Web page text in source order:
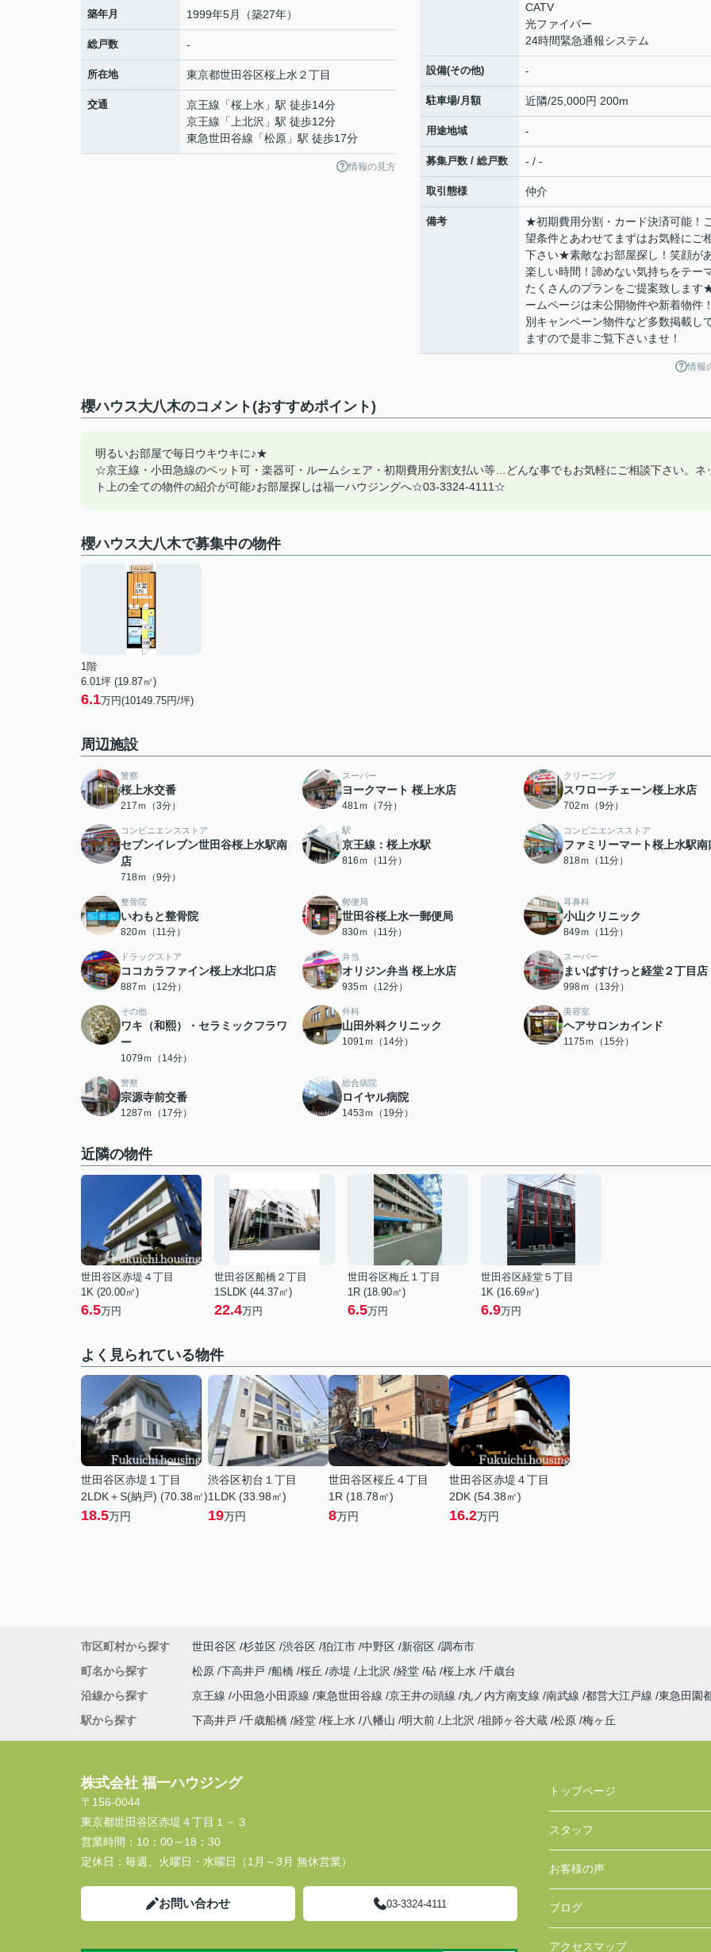
築年月 1999年5月（築27年）
総戸数 -
所在地 東京都世田谷区桜上水 ２丁目
交通 京王線 「桜上水 」駅 徒歩14分
京王線 「 上北沢 」駅 徒歩12分
東急世田谷線 「松原 」駅 徒歩17分
情報の見方
CATV
光ファイバー
24時間緊急通報システム
設備(その他) -
駐車場/月額 近隣/25,000円 200m
用途地域 -
募集戸数 / 総戸数 - / -
取引態様 仲介
備考
★初期費用分割・カード決済可能！
望条件とあわせてまずはお気軽にご
下さい★素敵なお部屋探し！笑顔が
楽しい時間！諦めない気持ちをテー
たくさんのプランをご提案致します
ームページは未公開物件や新着物件
別キャンペーン物件など多数掲載し
ますので是非ご覧下さいませ！
情報
櫻ハウス大八木のコメント(おすすめポイント)
明るいお部屋で毎日ウキウキに♪★
☆京王線・小田急線のペット可・楽器可・ルームシェア・初期費用分割支払い等…どんな事でもお気軽にご相談下さい。ネ
ト上の全ての物件の紹介が可能♪お部屋探しは福一ハウジングへ☆03-3324-4111☆
櫻ハウス大八木で募集中の物件
1階
6.01坪 (19.87㎡)
6.1万円(10149.75円/坪)
周辺施設
警察
桜上水交番
217ｍ（3分）
スーパー
ヨークマート 桜上水店
481ｍ（7分）
クリーニング
スワローチェーン桜上水店
702ｍ（9分）
コンビニエンスストア
セブンイレブン世田谷桜上水駅南
店
718ｍ（9分）
駅
京王線：桜上水駅
816ｍ（11分）
コンビニエンスストア
ファミリーマート桜上水駅南
818ｍ（11分）
整骨院
いわもと整骨院
820ｍ（11分）
郵便局
世田谷桜上水一郵便局
830ｍ（11分）
耳鼻科
小山クリニック
849ｍ（11分）
ドラッグストア
ココカラファイン桜上水北口店
887ｍ（12分）
弁当
オリジン弁当 桜上水店
935ｍ（12分）
スーパー
まいばすけっと経堂２丁目店
998ｍ（13分）
その他
ワキ（和熙）・セラミックフラワ
ー
1079ｍ（14分）
外科
山田外科クリニック
1091ｍ（14分）
美容室
ヘアサロンカインド
1175ｍ（15分）
警察
宗源寺前交番
1287ｍ（17分）
総合病院
ロイヤル病院
1453ｍ（19分）
近隣の物件
世田谷区赤堤４丁目
1K (20.00㎡)
6.5万円
世田谷区船橋２丁目
1SLDK (44.37㎡)
22.4万円
世田谷区梅丘１丁目
1R (18.90㎡)
6.5万円
世田谷区経堂５丁目
1K (16.69㎡)
6.9万円
よく見られている物件
世田谷区赤堤１丁目
2LDK＋S(納戸) (70.38㎡)
18.5万円
渋谷区初台１丁目
1LDK (33.98㎡)
19万円
世田谷区桜丘４丁目
1R (18.78㎡)
8万円
世田谷区赤堤４丁目
2DK (54.38㎡)
16.2万円
市区町村から探す 世田谷区 杉並区 渋谷区 狛江市 中野区 新宿区 調布市
町名から探す
松原 下高井戸 船橋 桜丘 赤堤 上北沢 経堂 砧 桜上水 千歳台
沿線から探す
京王線 小田急小田原線 東急世田谷線 京王井の頭線 丸ノ内方南支線 南武線 都営大江戸線 東急田園
駅から探す
下高井戸 千歳船橋 経堂 桜上水 八幡山 明大前 上北沢 祖師ヶ谷大蔵 松原 梅ヶ丘
株式会社 福一ハウジング
〒156-0044
東京都世田谷区赤堤４丁目１－３
営業時間： 10：00～18：30
定休日： 毎週、火曜日・水曜日（1月～3月 無休営業）
お問い合わせ 03-3324-4111
トップページ
スタッフ
お客様の声
ブログ
アクセスマップ